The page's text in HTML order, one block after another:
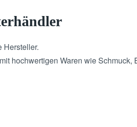
Hersteller.
hochwertigen Waren wie Schmuck,